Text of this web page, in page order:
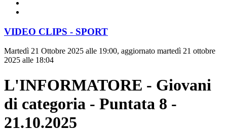
VIDEO CLIPS - SPORT
Martedì 21 Ottobre 2025 alle 19:00, aggiornato martedì 21 ottobre
2025 alle 18:04
L'INFORMATORE - Giovani
di categoria - Puntata 8 -
21.10.2025